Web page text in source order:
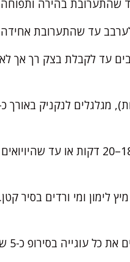
ותפוחה – בערך 2 דקות עם
עד שהתערובת
עד לקבלת בצק רך אך
כ-5 שניות ומניחים לייבוש על רשת.